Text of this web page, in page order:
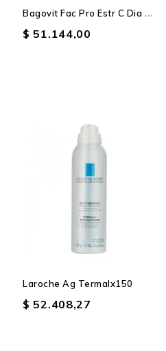
B
Agovit Fac Pro Estr C Dia X55
$ 51.144,00
Laroche Ag Termalx150
$ 52.408,27